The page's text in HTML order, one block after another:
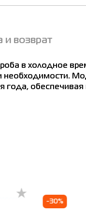
и возврат
в холодное
необходимости.
года,
-30%